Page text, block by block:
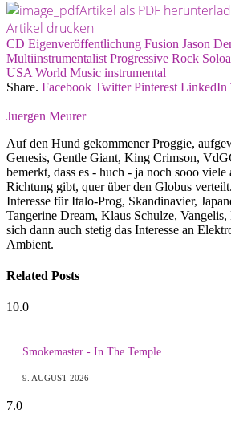
Artikel als PDF
Artikel drucken
CD Eigenveröffentlichung Fusion Jason
Multiinstrumentalist Progressive Rock
USA World Music instrumental
Share. Facebook Twitter Pinterest LinkedIn
Juergen Meurer
Auf den Hund gekommener Proggie,
Genesis, Gentle Giant, King Crimson,
bemerkt, dass es - huch - ja noch sooo viele
Richtung gibt, quer über den Globus
Interesse für Italo-Prog, Skandinavier,
Tangerine Dream, Klaus Schulze,
sich dann auch stetig das Interesse an
Ambient.
Related Posts
10.0
Smokemaster - In The Temple
9. AUGUST 2026
7.0